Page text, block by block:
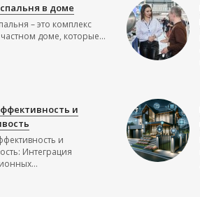
в доме
– это комплекс
доме, которые...
и
и
Интеграция